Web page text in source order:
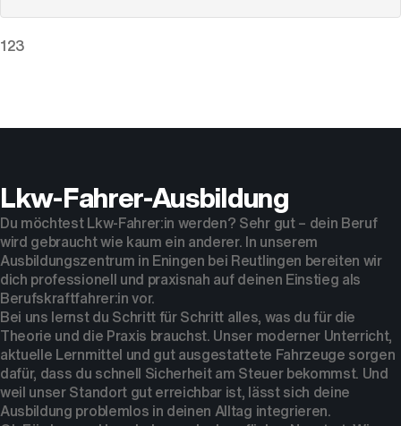
123
Lkw-Fahrer-Ausbildung
Du möchtest Lkw-Fahrer:in werden? Sehr gut – dein Beruf
wird gebraucht wie kaum ein anderer. In unserem
Ausbildungszentrum in Eningen bei Reutlingen bereiten wir
dich professionell und praxisnah auf deinen Einstieg als
Berufskraftfahrer:in vor.
Bei uns lernst du Schritt für Schritt alles, was du für die
Theorie und die Praxis brauchst. Unser moderner Unterricht,
aktuelle Lernmittel und gut ausgestattete Fahrzeuge sorgen
dafür, dass du schnell Sicherheit am Steuer bekommst. Und
weil unser Standort gut erreichbar ist, lässt sich deine
Ausbildung problemlos in deinen Alltag integrieren.